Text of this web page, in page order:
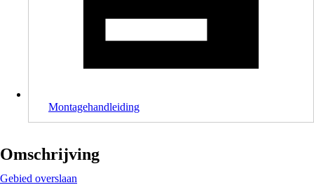
Montagehandleiding
Omschrijving
Gebied overslaan